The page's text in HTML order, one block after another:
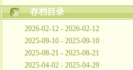
存档目录
2026-02-12 - 2026-02-12
2025-09-10 - 2025-09-10
2025-08-21 - 2025-08-21
2025-04-02 - 2025-04-29